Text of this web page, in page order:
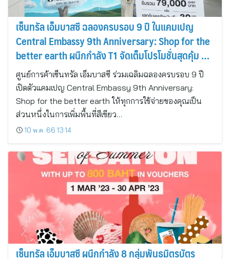
เซ็นทรัล เอ็มบาสซี ฉลองครบรอบ 9 ปี ในแคมเปญ
Central Embassy 9th Anniversary: Shop for the
better earth ผนึกกำลัง T1 จัดเต็มโปรโมชั่นสุดคุ้ม ลุ้น
รับรางวัลกว่า 12 ล้านบาท
ศูนย์การค้าเซ็นทรัล เอ็มบาสซี ร่วมเฉลิมฉลองครบรอบ 9 ปี
เปิดตัวแคมเปญ Central Embassy 9th Anniversary:
Shop for the better earth ให้ทุกการใช้จ่ายของคุณเป็น
ส่วนหนึ่งในการเพิ่มพื้นที่สีเขียว…
10 พ.ค. 66 13:14
เซ็นทรัล เอ็มบาสซี ผนึกกำลัง 8 กลุ่มพันธมิตรบัตร